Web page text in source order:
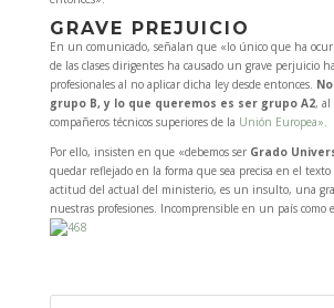
GRAVE PREJUICIO
En un comunicado, señalan que «lo único que ha
de las clases dirigentes ha causado un grave perjuicio
profesionales al no aplicar dicha ley desde entonces.
grupo B, y lo que queremos es ser grupo A2, al
compañeros técnicos superiores de la Unión Europea».
Por ello, insisten en que «debemos ser Grado
quedar reflejado en la forma que sea precisa en el
actitud del actual del ministerio, es un insulto, una
nuestras profesiones. Incomprensible en un país como